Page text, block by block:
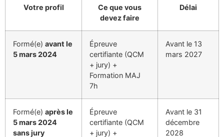
Votre profil
Ce que vous
devez faire
Délai
Formé(e) avant le
5 mars 2024
Épreuve
certifiante (QCM
+ jury) +
Formation MAJ
7h
Avant le 13
mars 2027
Formé(e) après le
5 mars 2024
sans jury
Épreuve
certifiante (QCM
+ jury) +
Avant le 31
décembre
2028